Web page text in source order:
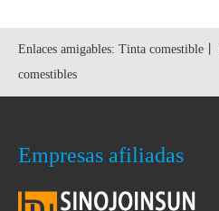
Enlaces amigables: Tinta comestible
comestibles
Empresas afiliadas